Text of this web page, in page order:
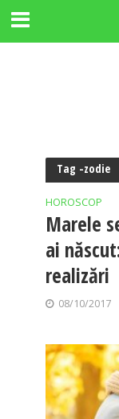
Tag -zodie
HOROSCOP
Marele
ai
realizări
08/10/2017